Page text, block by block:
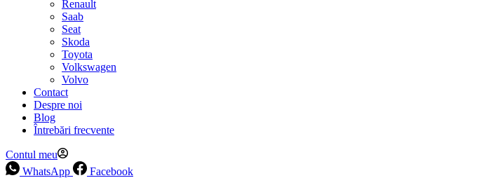
Renault
Saab
Seat
Skoda
Toyota
Volkswagen
Volvo
Contact
Despre noi
Blog
Întrebări frecvente
Contul meu
WhatsApp
Facebook